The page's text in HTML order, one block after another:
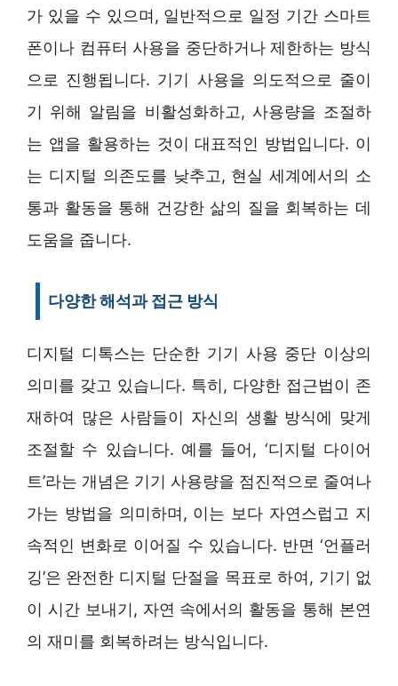
가 있을 수 있으며, 일반적으로 일정 기간 스마트
폰이나 컴퓨터 사용을 중단하거나 제한하는 방식
으로 진행됩니다. 기기 사용을 의도적으로 줄이
기 위해 알림을 비활성화하고, 사용량을 조절하
는 앱을 활용하는 것이 대표적인 방법입니다. 이
는 디지털 의존도를 낮추고, 현실 세계에서의 소
통과 활동을 통해 건강한 삶의 질을 회복하는 데
도움을 줍니다.
다양한 해석과 접근 방식
디지털 디톡스는 단순한 기기 사용 중단 이상의
의미를 갖고 있습니다. 특히, 다양한 접근법이 존
재하여 많은 사람들이 자신의 생활 방식에 맞게
조절할 수 있습니다. 예를 들어, ‘디지털 다이어
트’라는 개념은 기기 사용량을 점진적으로 줄여나
가는 방법을 의미하며, 이는 보다 자연스럽고 지
속적인 변화로 이어질 수 있습니다. 반면 ‘언플러
깅’은 완전한 디지털 단절을 목표로 하여, 기기 없
이 시간 보내기, 자연 속에서의 활동을 통해 본연
의 재미를 회복하려는 방식입니다.